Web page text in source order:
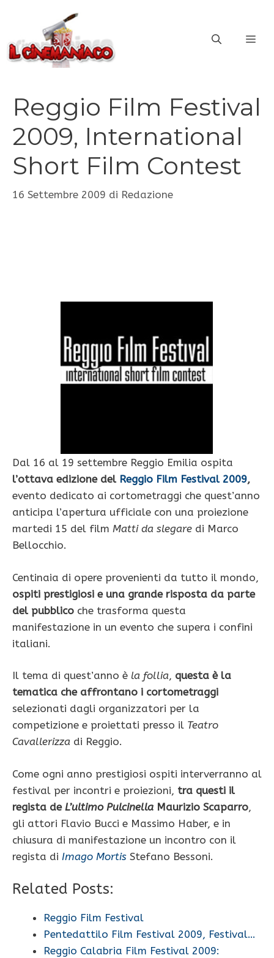
contenuto
Reggio Film Festival
2009, International
Short Film Contest
16 Settembre 2009 di Redazione
Dal 16 al 19 settembre Reggio Emilia ospita
l’ottava edizione del Reggio Film Festival 2009,
evento dedicato ai cortometraggi che quest’anno
anticipa l’apertura ufficiale con una proiezione
martedi 15 del film Matti da slegare di Marco
Bellocchio.
Centinaia di opere provenienti da tutto il mondo,
ospiti prestigiosi e una grande risposta da parte
del pubblico che trasforma questa
manifestazione in un evento che supera i confini
italiani.
Il tema di quest’anno è la follia, questa è la
tematica che affrontano i cortometraggi
selezionati dagli organizzatori per la
competizione e proiettati presso il Teatro
Cavallerizza di Reggio.
Come ogni anno prestigiosi ospiti interverranno al
festival per incontri e proiezioni, tra questi il
regista de L’ultimo Pulcinella Maurizio Scaparro,
gli attori Flavio Bucci e Massimo Haber, e in
chiusura di manifestazione un incontro con il
regista di Imago Mortis Stefano Bessoni.
Related Posts:
Reggio Film Festival
Pentedattilo Film Festival 2009, Festival…
Reggio Calabria Film Festival 2009: